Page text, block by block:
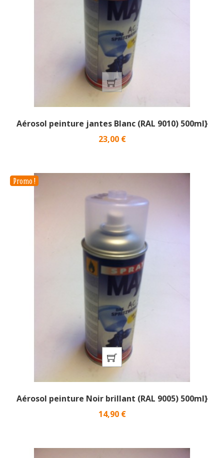
Aérosol peinture jantes Blanc (RAL 9010) 500ml}
Prix
23,00 €
Aérosol peinture Noir brillant (RAL 9005) 500ml}
Prix
14,90 €
Promo !